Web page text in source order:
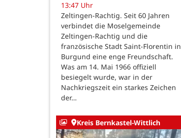
13:47 Uhr
Zeltingen-Rachtig. Seit 60 Jahren
verbindet die Moselgemeinde
Zeltingen-Rachtig und die
französische Stadt Saint-Florentin in
Burgund eine enge Freundschaft.
Was am 14. Mai 1966 offiziell
besiegelt wurde, war in der
Nachkriegszeit ein starkes Zeichen
der…
Kreis Bernkastel-Wittlich